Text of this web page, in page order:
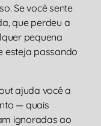
Se você sente
que perdeu a
pequena
esteja passando
ajuda você a
— quais
ignoradas ao